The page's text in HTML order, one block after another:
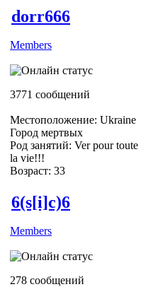
dorr666
Members
3771 сообщений
Местоположение: Ukraine
Город мертвых
Род занятий: Ver pour toute
la vie!!!
Возраст: 33
6(s[i]c)6
Members
278 сообщений